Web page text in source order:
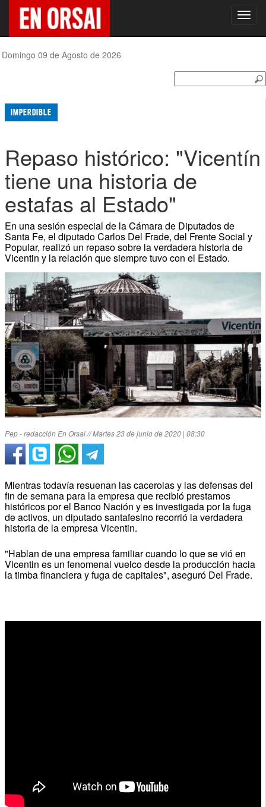
Domingo 09 de Agosto de 2026
IMPERDIBLE
Repaso histórico: "Vicentín
tiene una historia de
estafas al Estado"
En una sesión especial de la Cámara de Diputados de
Santa Fe, el diputado Carlos Del Frade, del Frente Social y
Popular, realizó un repaso sobre la verdadera historia de
Vicentin y la relación que siempre tuvo con el Estado.
Pep - redacción En Orsai // Martes 23 de junio de 2020 | 08:30
Mientras todavía resuenan las cacerolas y las defensas del
fin de semana para la empresa que recibió prestamos
históricos por el Banco Nación y es investigada por la fuga
de activos, un diputado santafesino recorrió la verdadera
historia de la empresa Vicentin.
"Hablan de una empresa familiar cuando lo que se vió en
Vicentin es un fenomenal vuelco desde la producción hacia
la timba financiera y fuga de capitales", aseguró Del Frade.